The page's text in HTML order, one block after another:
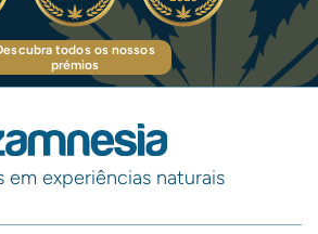
todos os nossos
prémios
em experiências naturais